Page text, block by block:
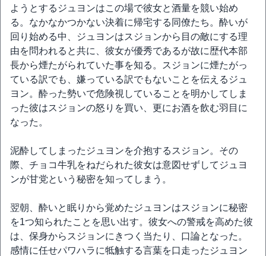
ようとするジュヨンはこの場で彼女と酒量を競い始め
る。なかなかつかない決着に帰宅する同僚たち。酔いが
回り始める中、ジュヨンはスジョンから目の敵にする理
由を問われると共に、彼女が優秀であるが故に歴代本部
長から煙たがられていた事を知る。スジョンに煙たがっ
ている訳でも、嫌っている訳でもないことを伝えるジュ
ヨン。酔った勢いで危険視していることを明かしてしま
った彼はスジョンの怒りを買い、更にお酒を飲む羽目に
なった。
泥酔してしまったジュヨンを介抱するスジョン。その
際、チョコ牛乳をねだられた彼女は意図せずしてジュヨ
ンが甘党という秘密を知ってしまう。
翌朝、酔いと眠りから覚めたジュヨンはスジョンに秘密
を1つ知られたことを思い出す。彼女への警戒を高めた彼
は、保身からスジョンにきつく当たり、口論となった。
感情に任せパワハラに牴触する言葉を口走ったジュヨン